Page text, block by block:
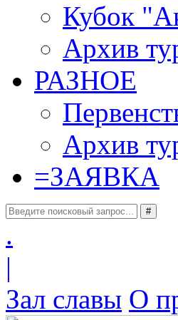
Кубок
Архив
РАЗНОЕ
Архив
=ЗАЯВКА
#
.
|
Зал славы О